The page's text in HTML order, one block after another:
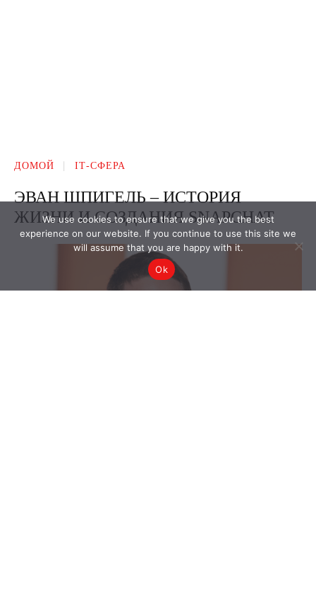
We use cookies to ensure that we give you the best
experience on our website. If you continue to use this site we
will assume that you are happy with it.
Ok